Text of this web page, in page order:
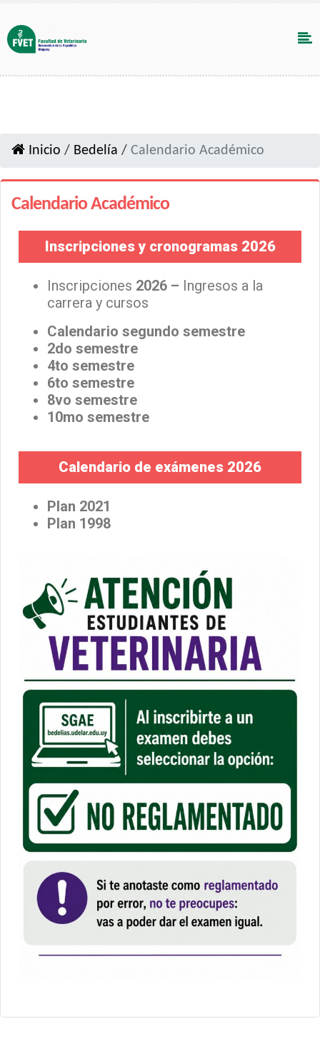
Inicio / Bedelía / Calendario Académico
Calendario Académico
Inscripciones y cronogramas 2026
Inscripciones 2026 – Ingresos a la
carrera y cursos
Calendario segundo semestre
2do semestre
4to semestre
6to semestre
8vo semestre
10mo semestre
Calendario de exámenes 2026
Plan 2021
Plan 1998